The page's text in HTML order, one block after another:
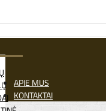
APIE MUS
KONTAKTAI